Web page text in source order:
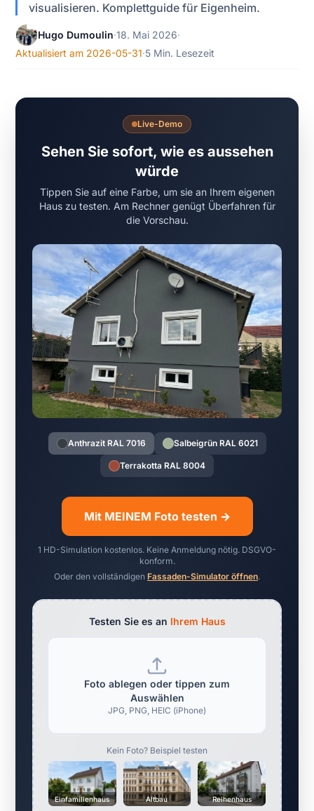
visualisieren. Komplettguide für Eigenheim.
Hugo Dumoulin·18. Mai 2026·
Aktualisiert am 2026-05-31·5 Min. Lesezeit
Live-Demo
Sehen Sie sofort, wie es aussehen
würde
Tippen Sie auf eine Farbe, um sie an Ihrem eigenen
Haus zu testen. Am Rechner genügt Überfahren für
die Vorschau.
Anthrazit RAL 7016 Salbeigrün RAL 6021
Terrakotta RAL 8004
Mit MEINEM Foto testen →
1 HD-Simulation kostenlos. Keine Anmeldung nötig. DSGVO-
konform.
Oder den vollständigen Fassaden-Simulator öffnen.
Testen Sie es an Ihrem Haus
Foto ablegen oder tippen zum
Auswählen
JPG, PNG, HEIC (iPhone)
Kein Foto? Beispiel testen
Einfamilienhaus Altbau Reihenhaus